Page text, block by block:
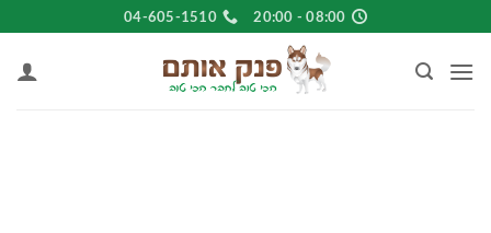
to
content
08:00 - 20:00
04-605-1510